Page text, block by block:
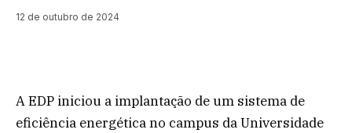
12 de outubro de 2024
A EDP iniciou a implantação de um sistema de
eficiência energética no campus da Universidade